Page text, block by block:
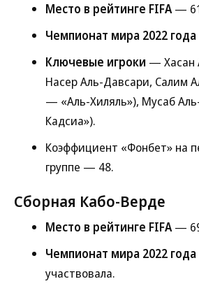
Место в рейтинге FIFA—
Чемпионат мира 2022 года
Ключевые игроки — Хасан
Насер Аль-Давсари, Салим
— «Аль-Хиляль»), Мусаб
Кадсиа»).
Коэффициент «Фонбет» на
группе — 48.
Сборная Кабо-Верде
Место в рейтинге FIFA—
Чемпионат мира 2022 года
участвовала.